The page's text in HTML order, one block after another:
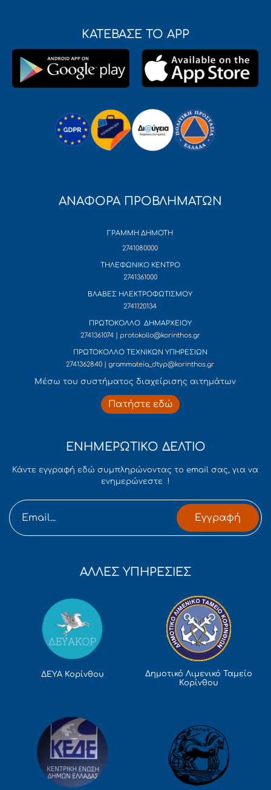
ΚΑΤΕΒΑΣΕ ΤΟ APP
ΑΝΑΦΟΡΑ ΠΡΟΒΛΗΜΑΤΩΝ
ΓΡΑΜΜΗ ΔΗΜΟΤΗ
2741080000
ΤΗΛΕΦΩΝΙΚΟ ΚΕΝΤΡΟ
2741361000
ΒΛΑΒΕΣ ΗΛΕΚΤΡΟΦΩΤΙΣΜΟΥ
2741120134
ΠΡΩΤΟΚΟΛΛΟ ΔΗΜΑΡΧΕΙΟΥ
2741361074 | protokollo@korinthos.gr
ΠΡΩΤΟΚΟΛΛΟ ΤΕΧΝΙΚΩΝ ΥΠΗΡΕΣΙΩΝ
2741362840 | grammateia_dtyp@korinthos.gr
Mέσω του συστήματος διαχείρισης αιτημάτων
Πατήστε εδώ
ΕΝΗΜΕΡΩΤΙΚΟ ΔΕΛΤΙΟ
Κάντε εγγραφή εδώ συμπληρώνοντας το email σας, για να
ενημερώνεστε !
Εγγραφή
ΑΛΛΕΣ ΥΠΗΡΕΣΙΕΣ
ΔΕΥΑ Κορίνθου
Δημοτικό Λιμενικό Ταμείο
Κορίνθου